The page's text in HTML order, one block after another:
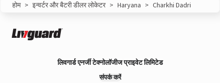
होम > इन्वर्टर और बैटरी डीलर लोकेटर > Haryana > Charkhi Dadri
लिवगार्ड एनर्जी टेक्नोलॉजीज प्राइवेट लिमिटेड
संपर्क करें